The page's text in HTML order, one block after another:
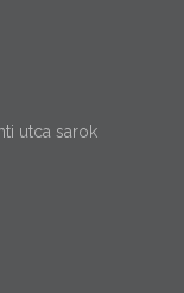
utca sarok